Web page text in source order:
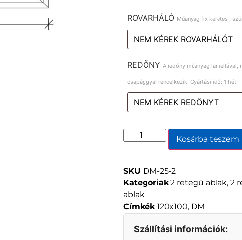
ROVARHÁLÓ Műanyag fix keretes ,
REDŐNY A redőny műanyag lamellával,
csapággyal rendelkezik. Gyártási idő: 1 hét
Kosárba teszem
SKU DM-25-2
Kategóriák 2 rétegű ablak, 2
ablak
Címkék 120x100, DM
Szállítási információk: